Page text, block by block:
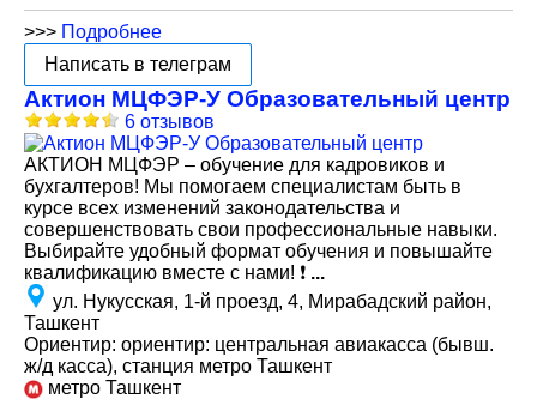
>>> Подробнее
Написать в телеграм
Актион МЦФЭР-У Образовательный центр
6 отзывов
АКТИОН МЦФЭР – обучение для кадровиков и
бухгалтеров! Мы помогаем специалистам быть в
курсе всех изменений законодательства и
совершенствовать свои профессиональные навыки.
Выбирайте удобный формат обучения и повышайте
квалификацию вместе с нами! ❗️ ...
ул. Нукусская, 1-й проезд, 4, Мирабадский район,
Ташкент
Ориентир: ориентир: центральная авиакасса (бывш.
ж/д касса), станция метро Ташкент
метро Ташкент